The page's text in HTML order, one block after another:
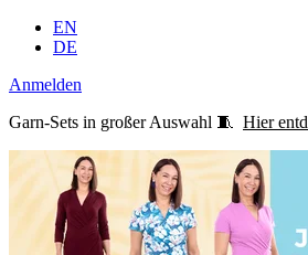
EN
DE
Anmelden
Garn-Sets in großer Auswahl 🧵 Hier